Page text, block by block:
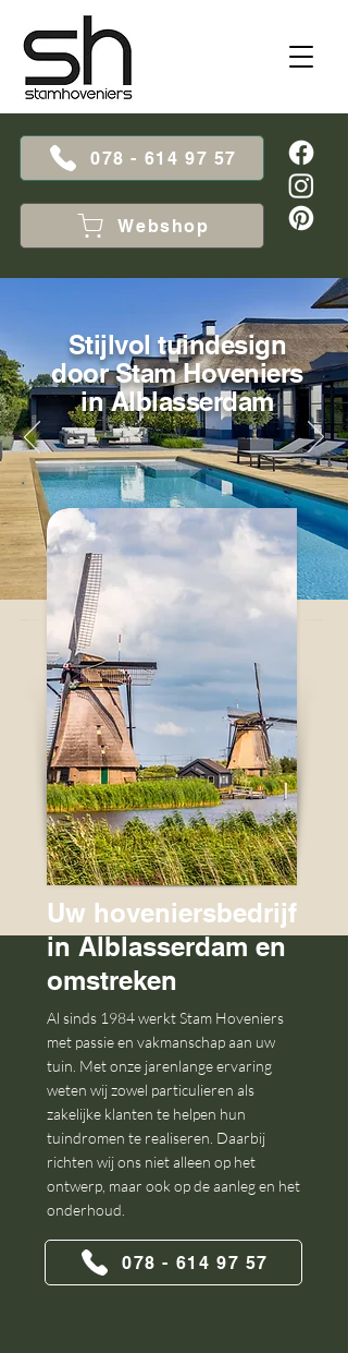
078 - 614 97 57
Webshop
Stijlvol tuindesign
door Stam Hoveniers
in Alblasserdam
Uw hoveniersbedrijf
in Alblasserdam en
omstreken
Al sinds 1984 werkt Stam Hoveniers
met passie en vakmanschap aan uw
tuin. Met onze jarenlange ervaring
weten wij zowel particulieren als
zakelijke klanten te helpen hun
tuindromen te realiseren. Daarbij
richten wij ons niet alleen op het
ontwerp, maar ook op de aanleg en het
onderhoud.
078 - 614 97 57